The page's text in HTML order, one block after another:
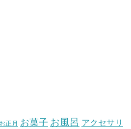
お正月 お菓子 お風呂 アクセサリ